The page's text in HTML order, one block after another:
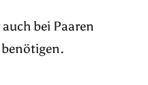
bei Paaren